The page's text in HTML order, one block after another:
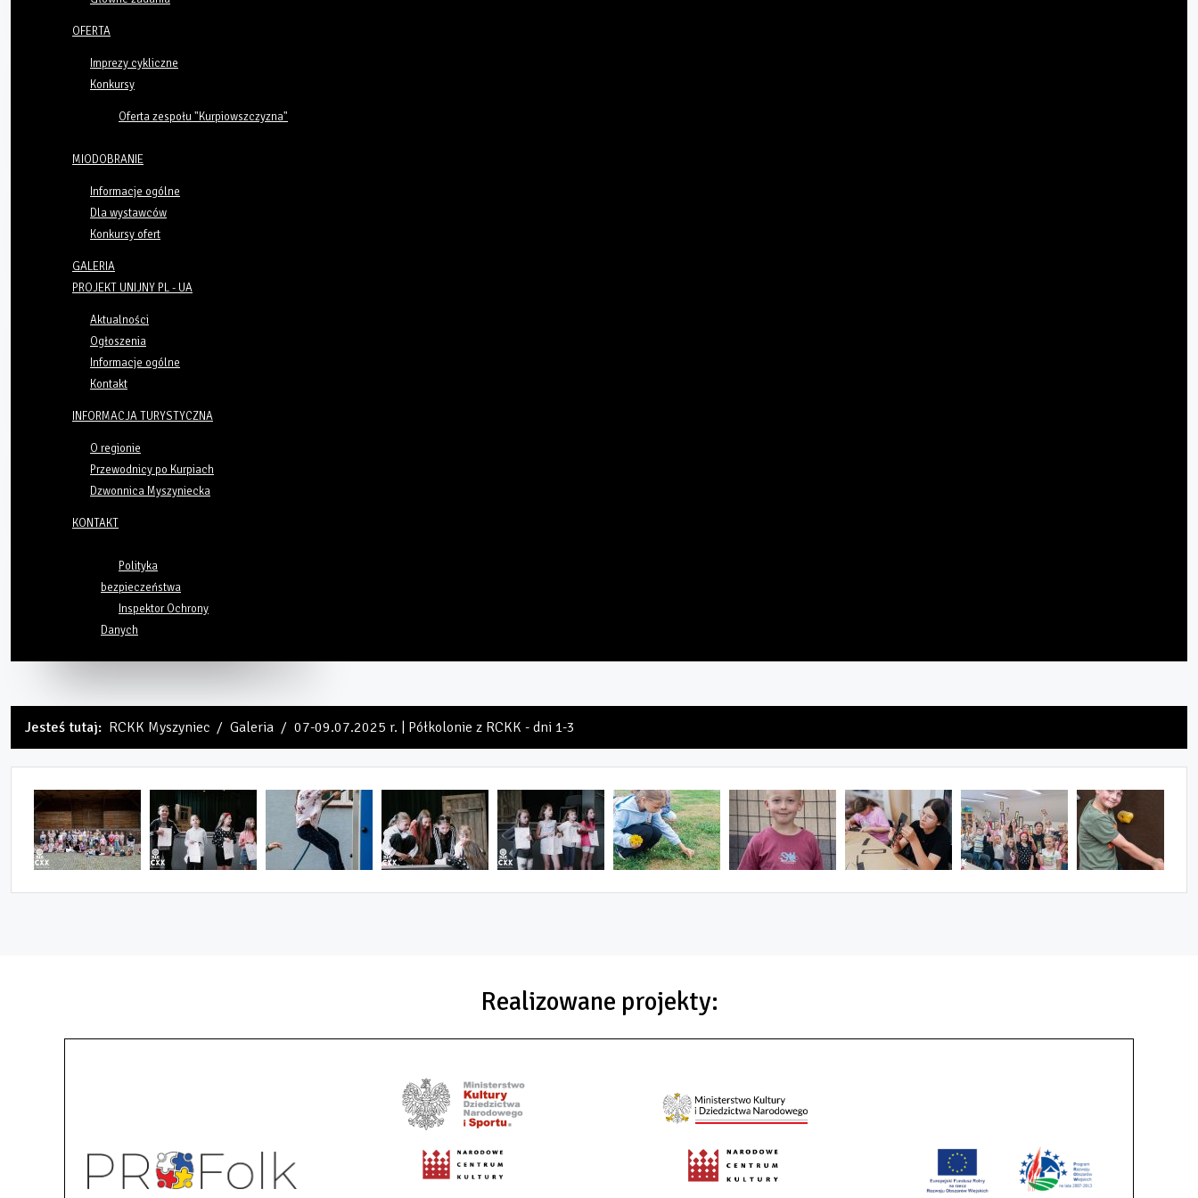
OFERTA
Imprezy cykliczne
Konkursy
Oferta zespołu "Kurpiowszczyzna"
MIODOBRANIE
Informacje ogólne
Dla wystawców
Konkursy ofert
GALERIA
PROJEKT UNIJNY PL - UA
Aktualności
Ogłoszenia
Informacje ogólne
Kontakt
INFORMACJA TURYSTYCZNA
O regionie
Przewodnicy po Kurpiach
Dzwonnica Myszyniecka
KONTAKT
Polityka
bezpieczeństwa
Inspektor Ochrony
Danych
Jesteś tutaj: RCKK Myszyniec Galeria 07-09.07.2025 r. | Półkolonie z RCKK - dni 1-3
Realizowane projekty: